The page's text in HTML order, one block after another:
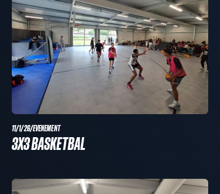
11/1/26/EVENEMENT
3X3 BASKETBAL